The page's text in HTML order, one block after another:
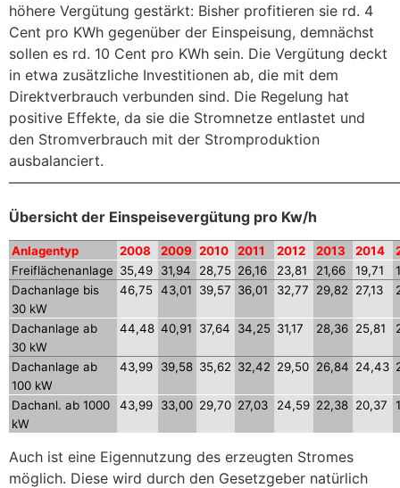
höhere Vergütung gestärkt: Bisher profitieren sie rd. 4
Cent pro KWh gegenüber der Einspeisung, demnächst
sollen es rd. 10 Cent pro KWh sein. Die Vergütung deckt
in etwa zusätzliche Investitionen ab, die mit dem
Direktverbrauch verbunden sind. Die Regelung hat
positive Effekte, da sie die Stromnetze entlastet und
den Stromverbrauch mit der Stromproduktion
ausbalanciert.
Übersicht der Einspeisevergütung pro Kw/h
Anlagentyp 2008 2009 2010 2011 2012 2013 2014
Freiflächenanlage 35,49 31,94 28,75 26,16 23,81 21,66 19,71
Dachanlage bis
30 kW
46,75 43,01 39,57 36,01 32,77 29,82 27,13
Dachanlage ab
30 kW
44,48 40,91 37,64 34,25 31,17 28,36 25,81
Dachanlage ab
100 kW
43,99 39,58 35,62 32,42 29,50 26,84 24,43
Dachanl. ab 1000
kW
43,99 33,00 29,70 27,03 24,59 22,38 20,37
Auch ist eine Eigennutzung des erzeugten Stromes
möglich. Diese wird durch den Gesetzgeber natürlich